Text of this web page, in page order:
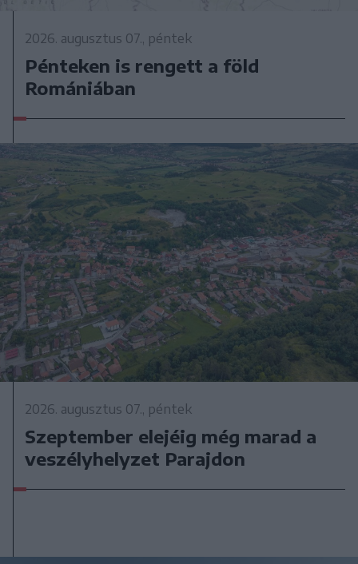
2026. augusztus 07., péntek
Pénteken is rengett a föld
Romániában
2026. augusztus 07., péntek
Szeptember elejéig még marad a
veszélyhelyzet Parajdon